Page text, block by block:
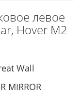
левое
Hover M2
Wall
MIRROR